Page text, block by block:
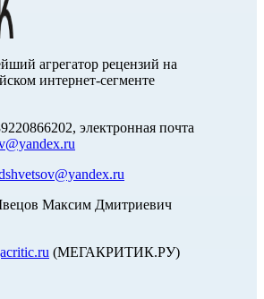
агрегатор рецензий на
интернет-сегменте
электронная почта
Максим Дмитриевич
(МЕГАКРИТИК.РУ)